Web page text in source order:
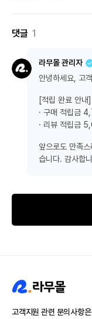
댓글 1
라무몰 관리자
안녕하세요, 고
[적립 완료 안내]
· 구매 적립금
· 리뷰 적립금
앞으로도 만족
습니다. 감사합
고객지원 관련 문의사항